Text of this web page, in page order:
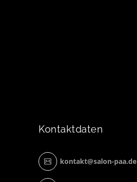
Kontaktdaten
kontakt@salon-paa.de